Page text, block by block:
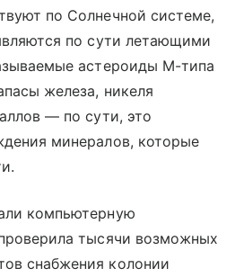
по Солнечной системе,
по сути летающими
астероиды М-типа
железа, никеля
— по сути, это
минералов, которые
компьютерную
тысячи возможных
снабжения колонии